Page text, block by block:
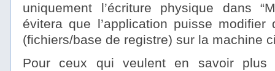
uniquement l’écriture physique dans
évitera que l’application puisse modifier
(fichiers/base de registre) sur la machine
Pour ceux qui veulent en savoir plus